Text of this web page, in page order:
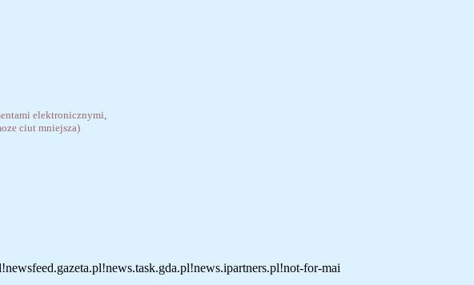
elektronicznymi,
ciut mniejsza)
for-mai